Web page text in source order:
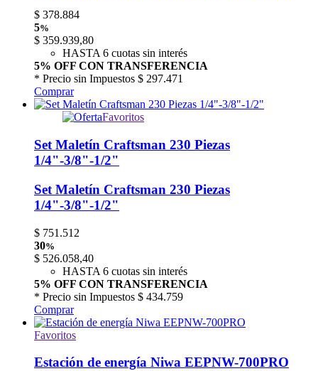
$ 378.884
5%
$ 359.939,80
HASTA 6 cuotas sin interés
5% OFF CON TRANSFERENCIA
* Precio sin Impuestos $ 297.471
Comprar
Favoritos
Set Maletín Craftsman 230 Piezas
1/4"-3/8"-1/2"
Set Maletín Craftsman 230 Piezas
1/4"-3/8"-1/2"
$ 751.512
30%
$ 526.058,40
HASTA 6 cuotas sin interés
5% OFF CON TRANSFERENCIA
* Precio sin Impuestos $ 434.759
Comprar
Favoritos
Estación de energía Niwa EEPNW-700PRO